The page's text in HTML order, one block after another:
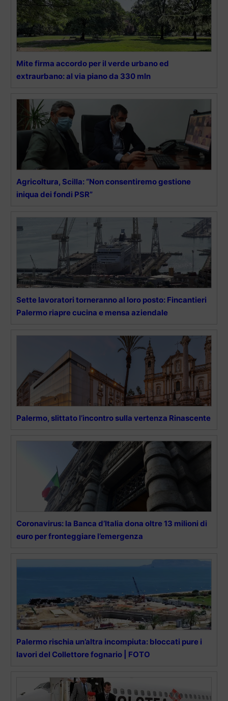
Mite firma accordo per il verde urbano ed
extraurbano: al via piano da 330 mln
Agricoltura, Scilla: “Non consentiremo gestione
iniqua dei fondi PSR”
Sette lavoratori torneranno al loro posto: Fincantieri
Palermo riapre cucina e mensa aziendale
Palermo, slittato l’incontro sulla vertenza Rinascente
Coronavirus: la Banca d’Italia dona oltre 13 milioni di
euro per fronteggiare l’emergenza
Palermo rischia un’altra incompiuta: bloccati pure i
lavori del Collettore fognario | FOTO